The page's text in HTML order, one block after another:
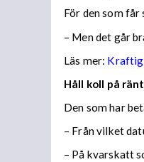
För den som
– Men det går
Läs mer: Kraftig
Håll koll på
Den som har
– Från vilket
– På kvarskatt